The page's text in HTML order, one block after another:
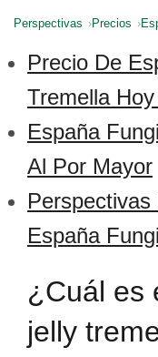
Perspectivas Precios
Precio De
Tremella
España
Al Por Mayor
España
¿Cuál es
jelly